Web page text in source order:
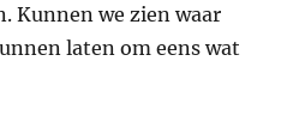
Kunnen we zien waar
laten om eens wat